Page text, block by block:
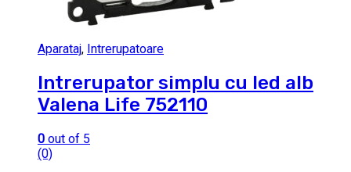
Aparataj, Intrerupatoare
Intrerupator simplu cu led alb
Valena Life 752110
0 out of 5
(0)